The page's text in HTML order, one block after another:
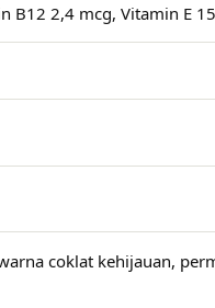
B12 2,4 mcg, Vitamin E
coklat kehijauan,